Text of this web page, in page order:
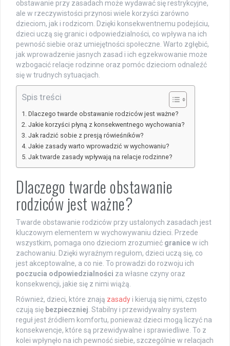
obstawanie przy zasadach może wydawać się restrykcyjne,
ale w rzeczywistości przynosi wiele korzyści zarówno
dzieciom, jak i rodzicom. Dzięki konsekwentnemu podejściu,
dzieci uczą się granic i odpowiedzialności, co wpływa na ich
pewność siebie oraz umiejętności społeczne. Warto zgłębić,
jak wprowadzenie jasnych zasad i ich egzekwowanie może
wzbogacić relacje rodzinne oraz pomóc dzieciom odnaleźć
się w trudnych sytuacjach.
Spis treści
Dlaczego twarde obstawanie rodziców jest ważne?
Jakie korzyści płyną z konsekwentnego wychowania?
Jak radzić sobie z presją rówieśników?
Jakie zasady warto wprowadzić w wychowaniu?
Jak twarde zasady wpływają na relacje rodzinne?
Dlaczego twarde obstawanie
rodziców jest ważne?
Twarde obstawanie rodziców przy ustalonych zasadach jest
kluczowym elementem w wychowywaniu dzieci. Przede
wszystkim, pomaga ono dzieciom zrozumieć granicew ich
zachowaniu. Dzięki wyraźnym regułom, dzieci uczą się, co
jest akceptowalne, a co nie. To prowadzi do rozwoju ich
poczucia odpowiedzialności za własne czyny oraz
konsekwencji, jakie się z nimi wiążą.
Również, dzieci, które znają zasady i kierują się nimi, często
czują się bezpieczniej. Stabilny i przewidywalny system
reguł jest źródłem komfortu, ponieważ dzieci mogą liczyć na
konsekwencje, które są przewidywalne i sprawiedliwe. To z
kolei wpłynęło na ich pewność siebie, szczególnie w relacjach